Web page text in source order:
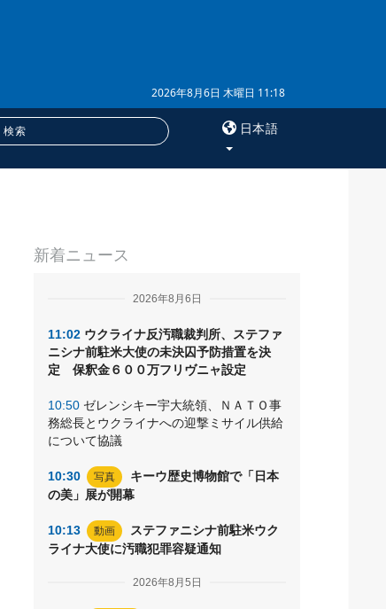
2026年8月6日 木曜日 11:18
日本語
購読
新着ニュース
2026年8月6日
11:02 ウクライナ反汚職裁判所、ステファ
ニシナ前駐米大使の未決囚予防措置を決
定 保釈金６００万フリヴニャ設定
10:50 ゼレンシキー宇大統領、ＮＡＴＯ事
務総長とウクライナへの迎撃ミサイル供給
について協議
10:30 写真
キーウ歴史博物館で「日本
の美」展が開幕
10:13 動画
ステファニシナ前駐米ウク
ライナ大使に汚職犯罪容疑通知
2026年8月5日